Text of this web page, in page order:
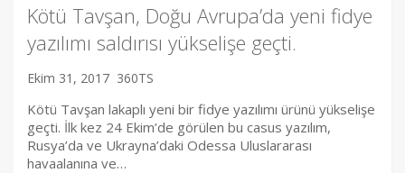
Kötü Tavşan, Doğu Avrupa’da yeni fidye
yazılımı saldırısı yükselişe geçti.
Ekim 31, 2017 360TS
Kötü Tavşan lakaplı yeni bir fidye yazılımı ürünü yükselişe
geçti. İlk kez 24 Ekim’de görülen bu casus yazılım,
Rusya’da ve Ukrayna’daki Odessa Uluslararası
havaalanına ve…